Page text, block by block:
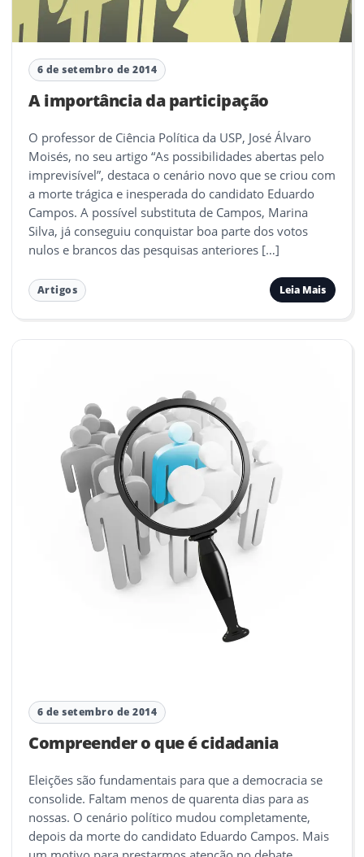
6 de setembro de 2014
A importância da participação
O professor de Ciência Política da USP, José Álvaro
Moisés, no seu artigo “As possibilidades abertas pelo
imprevisível”, destaca o cenário novo que se criou com
a morte trágica e inesperada do candidato Eduardo
Campos. A possível substituta de Campos, Marina
Silva, já conseguiu conquistar boa parte dos votos
nulos e brancos das pesquisas anteriores […]
Artigos Leia Mais
6 de setembro de 2014
Compreender o que é cidadania
Eleições são fundamentais para que a democracia se
consolide. Faltam menos de quarenta dias para as
nossas. O cenário político mudou completamente,
depois da morte do candidato Eduardo Campos. Mais